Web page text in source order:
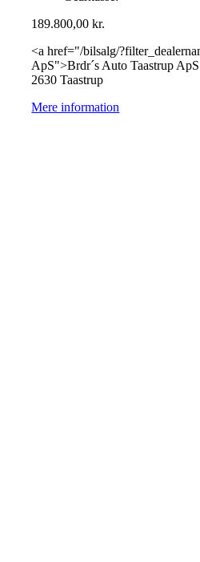
189.800,00kr.
<a href="/bilsalg/
ApS">Brdr´s Auto Taastrup ApS
2630 Taastrup
Mere information